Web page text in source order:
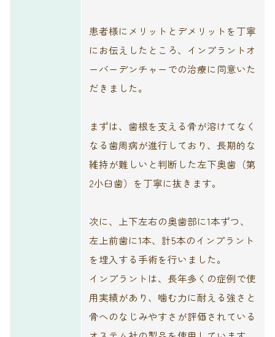
患者様にメリットとデメリットを丁寧
にお伝えしたところ、インプラントオ
ーバーデンチャーでの治療に同意いた
だきました。
まずは、歯根を支える骨が溶けてなく
なる歯周病が進行しており、長期的な
維持が難しいと判断した左下奥歯（第
2小臼歯）を丁寧に抜きます。
次に、上下左右の奥歯部に1本ずつ、
左上前歯に1本、計5本のインプラント
を埋入する手術を行いました。
インプラントは、長年多くの症例で使
用実績があり、噛む力に耐える強さと
骨へのなじみやすさが評価されている